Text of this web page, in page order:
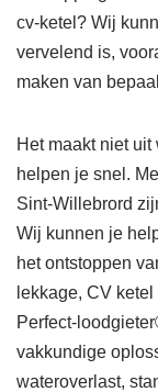
cv-ketel? Wij
vervelend is,
maken van
Het maakt niet
helpen je snel.
Sint-Willebrord
Wij kunnen je
het ontstoppen
lekkage, CV
Perfect-
vakkundige
wateroverlast,